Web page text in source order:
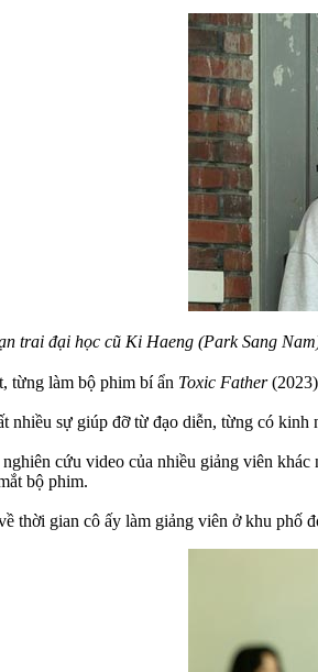
trai đại học cũ Ki Haeng (Park Sang
từng làm bộ phim bí ẩn Toxic Father
nhiều sự giúp đỡ từ đạo diễn, từng có
cứu video của nhiều giảng viên
bộ phim.
thời gian cô ấy làm giảng viên ở khu phố